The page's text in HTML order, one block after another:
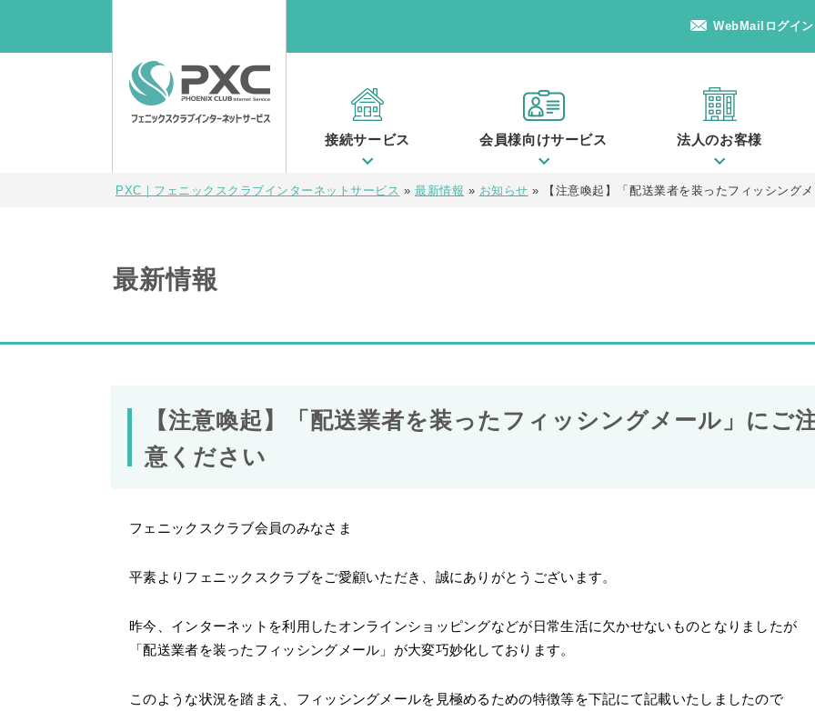
接続サービス 会員様向けサービス 法人のお客様
WebMailログイン
PXC｜フェニックスクラブインターネットサービス »最新情報 » お知らせ » 【注意喚起】「配送業者を装ったフィッシング
最新情報
【注意喚起】「配送業者を装ったフィッシングメール」にご
意ください
フェニックスクラブ会員のみなさま
平素よりフェニックスクラブをご愛顧いただき、誠にありがとうございます。
昨今、インターネットを利用したオンラインショッピングなどが日常生活に欠かせないものとなりましたが
「配送業者を装ったフィッシングメール」が大変巧妙化しております。
このような状況を踏まえ、フィッシングメールを見極めるための特徴等を下記にて記載いたしましたので